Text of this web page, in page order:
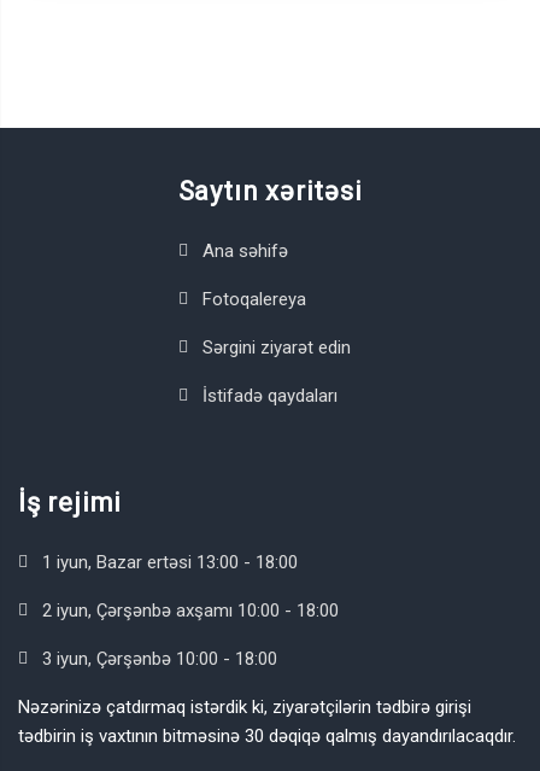
Saytın xəritəsi
Ana səhifə
Fotoqalereya
Sərgini ziyarət edin
İstifadə qaydaları
İş rejimi
1 iyun, Bazar ertəsi 13:00 - 18:00
2 iyun, Çərşənbə axşamı 10:00 - 18:00
3 iyun, Çərşənbə 10:00 - 18:00
Nəzərinizə çatdırmaq istərdik ki, ziyarətçilərin tədbirə girişi
tədbirin iş vaxtının bitməsinə 30 dəqiqə qalmış dayandırılacaqdır.